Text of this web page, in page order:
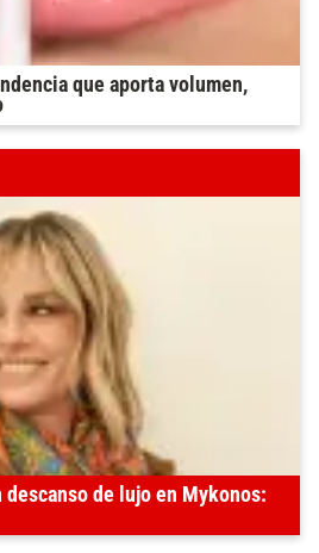
que aporta volumen,
descanso de lujo en Mykonos: